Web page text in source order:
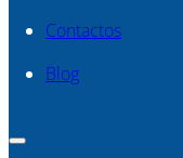
Contactos
Blog